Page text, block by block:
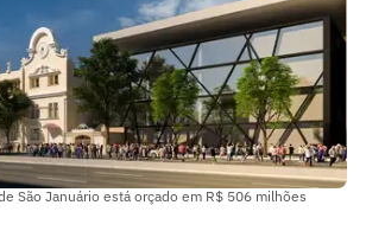
São Januário está orçado em R$ 506 milhões